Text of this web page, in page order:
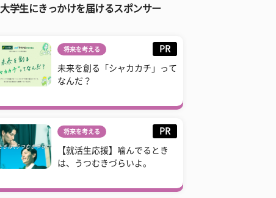
大学生にきっかけを届けるスポンサー
将来を考える PR
未来を創る「シャカカチ」って
なんだ？
将来を考える PR
【就活生応援】噛んでるとき
は、うつむきづらいよ。